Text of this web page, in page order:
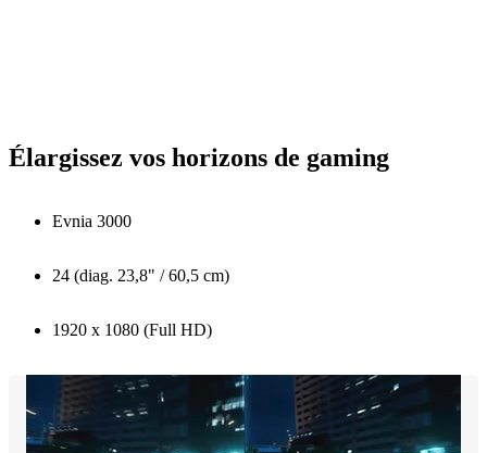
Élargissez vos horizons de gaming
Evnia 3000
24 (diag. 23,8" / 60,5 cm)
1920 x 1080 (Full HD)